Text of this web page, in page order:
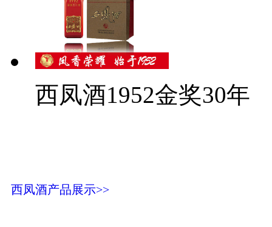
西凤酒1952金奖30年
西凤酒产品展示>>